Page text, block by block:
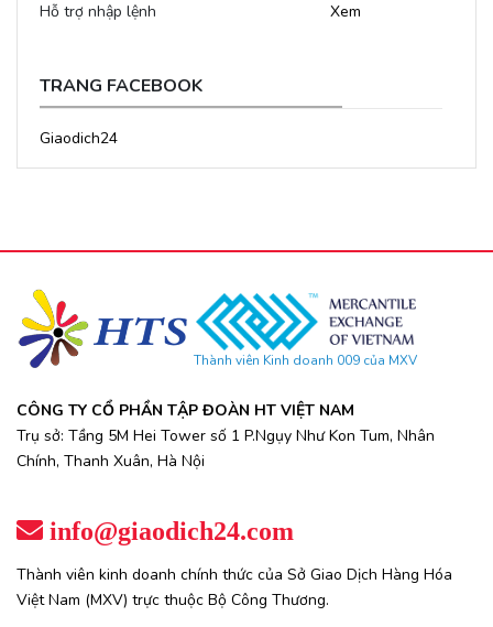
Hỗ trợ nhập lệnh
Xem
TRANG FACEBOOK
Giaodich24
Thành viên Kinh doanh 009 của MXV
CÔNG TY CỔ PHẦN TẬP ĐOÀN HT VIỆT NAM
Trụ sở: Tầng 5M Hei Tower số 1 P.Ngụy Như Kon Tum, Nhân
Chính, Thanh Xuân, Hà Nội
info@giaodich24.com
Thành viên kinh doanh chính thức của Sở Giao Dịch Hàng Hóa
Việt Nam (MXV) trực thuộc Bộ Công Thương.